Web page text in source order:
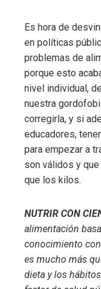
Es hora de
en políticas
problemas de
porque esto
nivel individual,
nuestra
corregirla, y si
educadores,
para empezar a
son válidos y
que los kilos.
NUTRIR CON
alimentación
conocimiento
es mucho más
dieta y los